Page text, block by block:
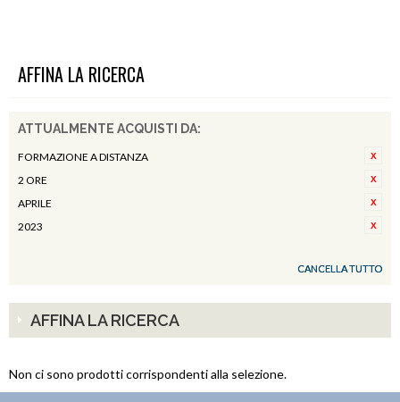
AFFINA LA RICERCA
ATTUALMENTE ACQUISTI DA:
FORMAZIONE A DISTANZA
2 ORE
APRILE
2023
CANCELLA TUTTO
AFFINA LA RICERCA
Non ci sono prodotti corrispondenti alla selezione.